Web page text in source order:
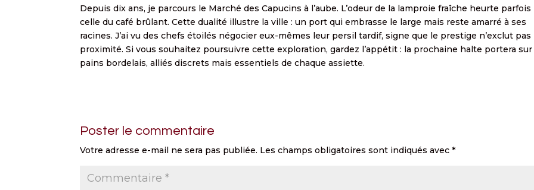
Depuis dix ans, je parcours le Marché des Capucins à l’aube. L’odeur de la lamproie fraîche heurte parfois
celle du café brûlant. Cette dualité illustre la ville : un port qui embrasse le large mais reste amarré à ses
racines. J’ai vu des chefs étoilés négocier eux-mêmes leur persil tardif, signe que le prestige n’exclut pas
proximité. Si vous souhaitez poursuivre cette exploration, gardez l’appétit : la prochaine halte portera sur
pains bordelais, alliés discrets mais essentiels de chaque assiette.
Poster le commentaire
Votre adresse e-mail ne sera pas publiée. Les champs obligatoires sont indiqués avec*